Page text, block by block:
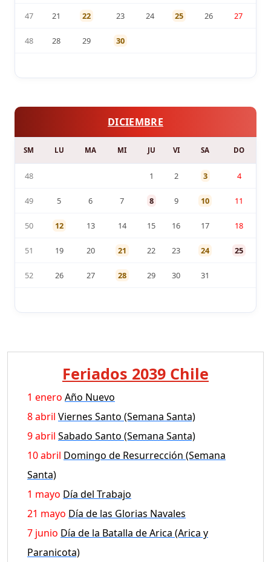
47 21 22 23 24 25 26 27
48 28 29 30
DICIEMBRE
SM LU MA MI JU VI SA DO
48 1 2 3 4
49 5 6 7 8 9 10 11
50 12 13 14 15 16 17 18
51 19 20 21 22 23 24 25
52 26 27 28 29 30 31
Feriados 2039 Chile
1 enero Año Nuevo
8 abril Viernes Santo (Semana Santa)
9 abril Sabado Santo (Semana Santa)
10 abril Domingo de Resurrección (Semana
Santa)
1 mayo Día del Trabajo
21 mayo Día de las Glorias Navales
7 junio Día de la Batalla de Arica (Arica y
Paranicota)